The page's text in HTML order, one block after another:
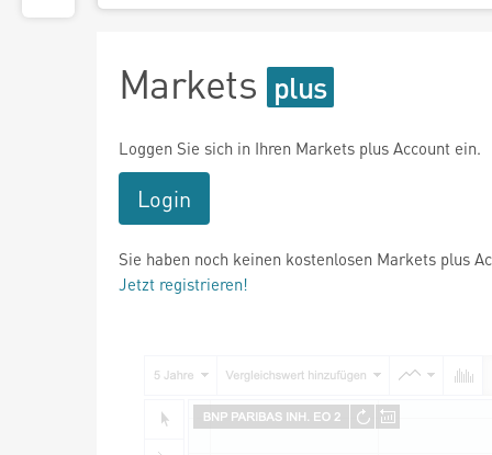
Markets
Loggen Sie sich in Ihren Markets plus Account ein.
Login
Sie haben noch keinen kostenlosen Markets plus
Jetzt registrieren!